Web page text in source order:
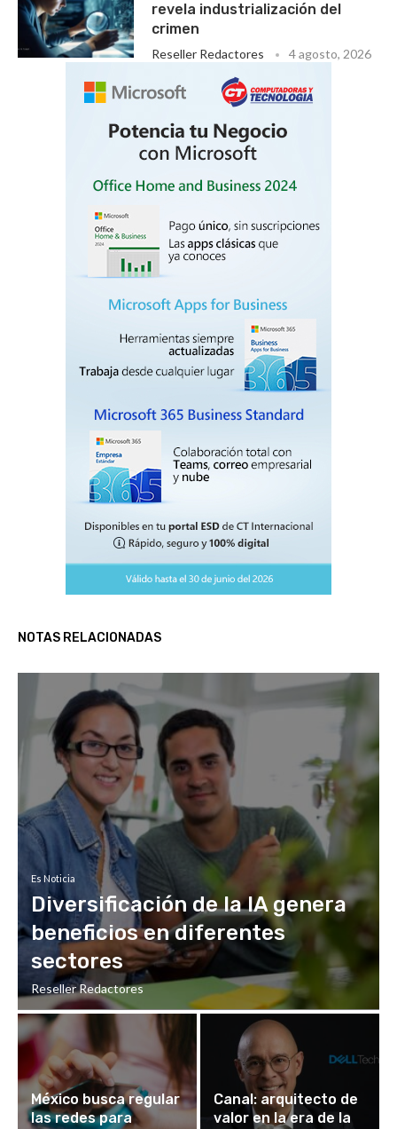
revela industrialización del
crimen
Reseller Redactores 4 agosto, 2026
NOTAS RELACIONADAS
Es Noticia
Diversificación de la IA genera
beneficios en diferentes
sectores
Reseller Redactores
México busca regular
las redes para
Canal: arquitecto de
valor en la era de la